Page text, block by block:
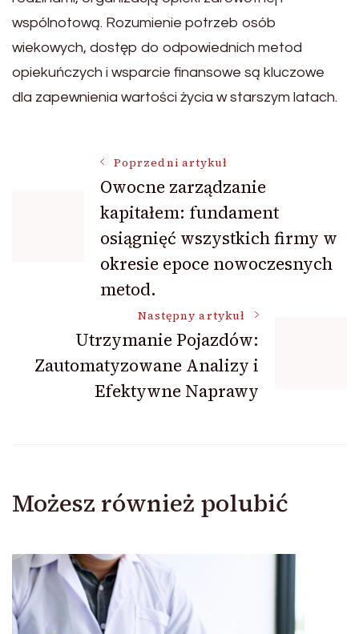
wspólnotową. Rozumienie potrzeb osób
wiekowych, dostęp do odpowiednich metod
opiekuńczych i wsparcie finansowe są kluczowe
dla zapewnienia wartości życia w starszym latach.
Nawigacja
wpisu
Poprzedni artykuł
Owocne zarządzanie
kapitałem: fundament
osiągnięć wszystkich firmy w
okresie epoce nowoczesnych
metod.
Następny artykuł
Utrzymanie Pojazdów:
Zautomatyzowane Analizy i
Efektywne Naprawy
Możesz również polubić